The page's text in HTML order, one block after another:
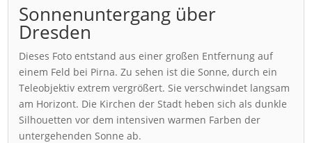
Sonnenuntergang über
Dresden
Dieses Foto entstand aus einer großen Entfernung auf
einem Feld bei Pirna. Zu sehen ist die Sonne, durch ein
Teleobjektiv extrem vergrößert. Sie verschwindet langsam
am Horizont. Die Kirchen der Stadt heben sich als dunkle
Silhouetten vor dem intensiven warmen Farben der
untergehenden Sonne ab.